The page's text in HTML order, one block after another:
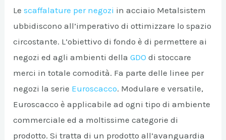
Lescaffalature per negozi in acciaio Metalsistem
ubbidiscono all’imperativo di ottimizzare lo spazio
circostante. L’obiettivo di fondo è di permettere ai
negozi ed agli ambienti dellaGDO di stoccare
merci in totale comodità. Fa parte delle linee per
negozi la serie Euroscacco. Modulare e versatile,
Euroscacco è applicabile ad ogni tipo di ambiente
commerciale ed a moltissime categorie di
prodotto. Si tratta di un prodotto all’avanguardia